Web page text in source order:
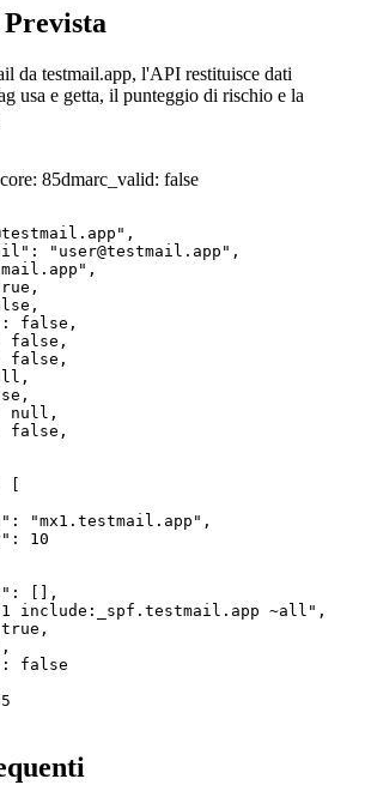
da testmail.app, l'API restituisce dati
usa e getta, il punteggio di rischio e la
: 85dmarc_valid: false
"user@testmail.app",
false,
false,
false,
null,
false,
[
"mx1.testmail.app",
10
[],
include:_spf.testmail.app ~all",
false